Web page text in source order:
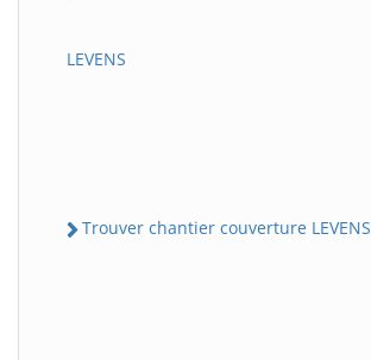
LEVENS
Trouver chantier couverture LEVENS